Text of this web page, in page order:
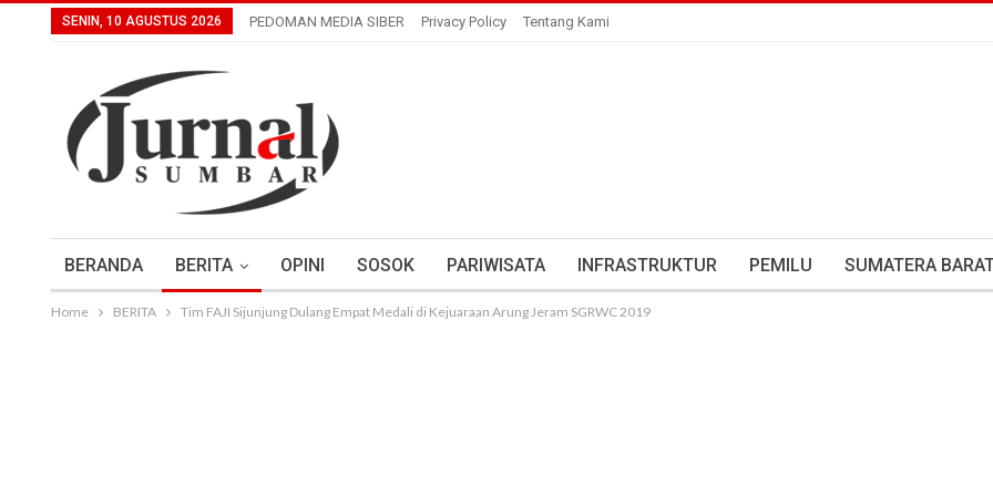
SENIN, 10 AGUSTUS 2026 PEDOMAN MEDIA SIBER Privacy Policy Tentang Kami
BERANDA BERITA OPINI SOSOK PARIWISATA INFRASTRUKTUR PEMILU SUMATERA
Home BERITA Tim FAJI Sijunjung Dulang Empat Medali di Kejuaraan Arung Jeram SGRWC 2019